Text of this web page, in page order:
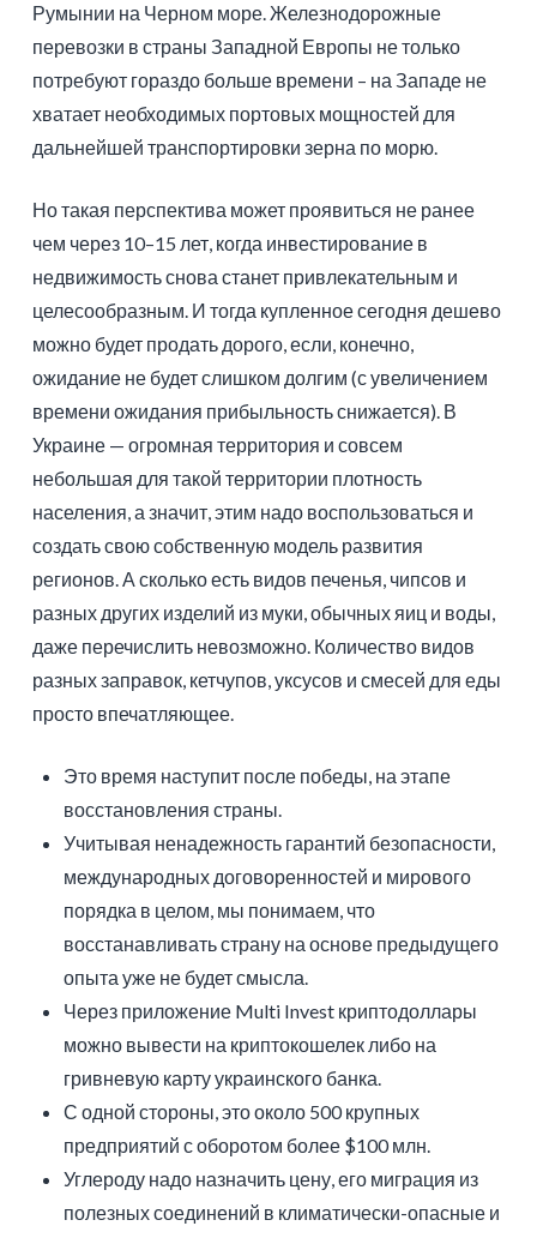
Румынии на Черном море. Железнодорожные
перевозки в страны Западной Европы не только
потребуют гораздо больше времени – на Западе не
хватает необходимых портовых мощностей для
дальнейшей транспортировки зерна по морю.
Но такая перспектива может проявиться не ранее
чем через 10–15 лет, когда инвестирование в
недвижимость снова станет привлекательным и
целесообразным. И тогда купленное сегодня дешево
можно будет продать дорого, если, конечно,
ожидание не будет слишком долгим (с увеличением
времени ожидания прибыльность снижается). В
Украине — огромная территория и совсем
небольшая для такой территории плотность
населения, а значит, этим надо воспользоваться и
создать свою собственную модель развития
регионов. А сколько есть видов печенья, чипсов и
разных других изделий из муки, обычных яиц и воды,
даже перечислить невозможно. Количество видов
разных заправок, кетчупов, уксусов и смесей для еды
просто впечатляющее.
Это время наступит после победы, на этапе
восстановления страны.
Учитывая ненадежность гарантий безопасности,
международных договоренностей и мирового
порядка в целом, мы понимаем, что
восстанавливать страну на основе предыдущего
опыта уже не будет смысла.
Через приложение Multi Invest криптодоллары
можно вывести на криптокошелек либо на
гривневую карту украинского банка.
С одной стороны, это около 500 крупных
предприятий с оборотом более $100 млн.
Углероду надо назначить цену, его миграция из
полезных соединений в климатически-опасные и